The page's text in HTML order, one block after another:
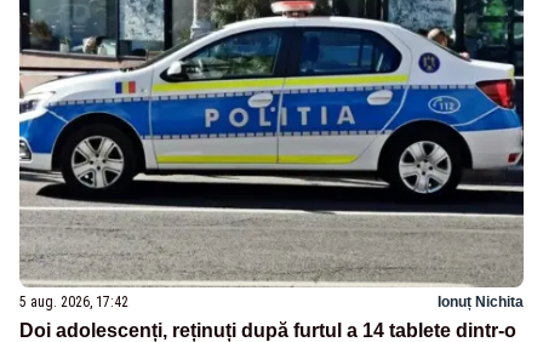
5 aug. 2026, 17:42 Ionuț Nichita
Doi adolescenți, reținuți după furtul a 14 tablete dintr-o